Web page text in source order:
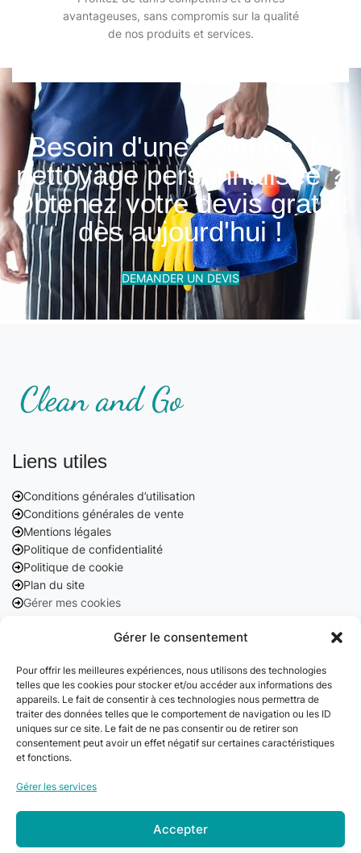
avantageuses, sans compromis sur la qualité
de nos produits et services.
Gérer le consentement
Pour offrir les meilleures expériences, nous utilisons des technologies
telles que les cookies pour stocker et/ou accéder aux informations des
appareils. Le fait de consentir à ces technologies nous permettra de
traiter des données telles que le comportement de navigation ou les ID
uniques sur ce site. Le fait de ne pas consentir ou de retirer son
consentement peut avoir un effet négatif sur certaines caractéristiques
et fonctions.
Gérer les services
Accepter
Besoin d'une solution de
nettoyage personnalisée ?
Obtenez votre devis gratuit
dès aujourd'hui !
DEMANDER UN DEVIS
Liens utiles
Conditions générales d’utilisation
Conditions générales de vente
Mentions légales
Politique de confidentialité
Politique de cookie
Plan du site
Gérer mes cookies
Nos coordonnées
Email :
contact@cleanango.fr
Adresse :
132 Rue Edouard Vaillant, 95870 Bezons, France
Téléphone :
+33 06 22 09 56 53
+33 01 39 80 27 83